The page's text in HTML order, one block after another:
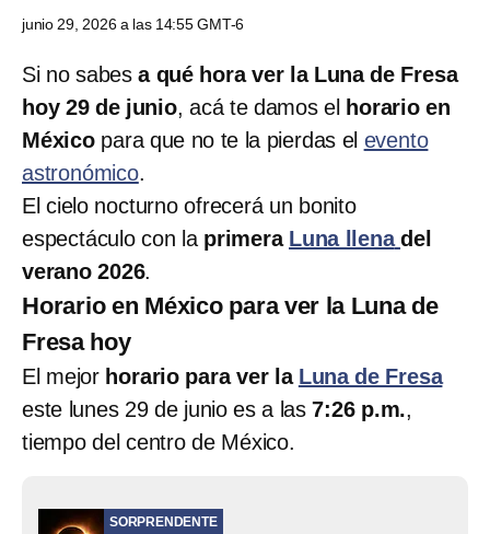
junio 29, 2026 a las 14:55 GMT-6
Si no sabesa qué hora ver la Luna de Fresa
hoy 29 de junio, acá te damos el horario en
México para que no te la pierdas el evento
astronómico.
El cielo nocturno ofrecerá un bonito
espectáculo con la primera Luna llena del
verano 2026.
Horario en México para ver la Luna de
Fresa hoy
El mejor horario para ver la Luna de Fresa
este lunes 29 de junio es a las7:26 p.m.,
tiempo del centro de México.
SORPRENDENTE